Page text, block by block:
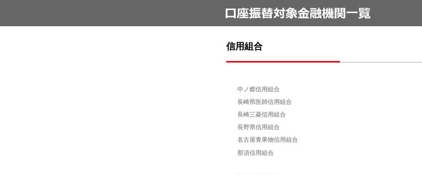
信用組合
中ノ郷信用組合
長崎県医師信用組合
長崎三菱信用組合
長野県信用組合
名古屋青果物信用組合
那須信用組合